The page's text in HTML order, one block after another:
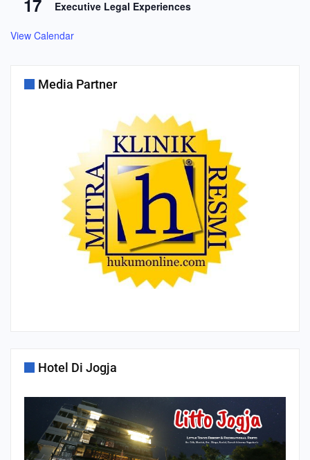
17 Executive Legal Experiences
View Calendar
Media Partner
Hotel Di Jogja